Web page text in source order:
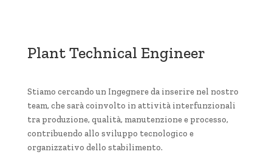
Plant Technical Engineer
Stiamo cercando un Ingegnere da inserire nel nostro
team, che sarà coinvolto in attività interfunzionali
tra produzione, qualità, manutenzione e processo,
contribuendo allo sviluppo tecnologico e
organizzativo dello stabilimento.